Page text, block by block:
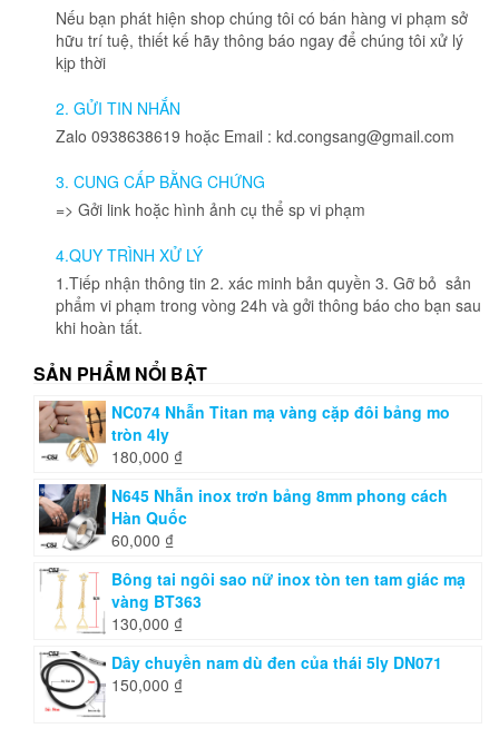
biến
thể.
Các
chọn
có
thể
được
chọn
trên
sản
phẩm
Nếu bạn phát hiện shop chúng tôi có bán hàng vi phạm sở
hữu trí tuệ, thiết kế hãy thông báo ngay để chúng tôi xử lý
kịp thời
2. GỬI TIN NHẮN
Zalo 0938638619 hoặc Email : kd.congsang@gmail.com
3. CUNG CẤP BẰNG CHỨNG
=> Gởi link hoặc hình ảnh cụ thể sp vi phạm
4.QUY TRÌNH XỬ LÝ
1.Tiếp nhận thông tin 2. xác minh bản quyền 3. Gỡ bỏ sản
phẩm vi phạm trong vòng 24h và gởi thông báo cho bạn sau
khi hoàn tất.
SẢN PHẨM NỔI BẬT
NC074 Nhẫn Titan mạ vàng cặp đôi bảng mo
tròn 4ly
180,000 ₫
N645 Nhẫn inox trơn bảng 8mm phong cách
Hàn Quốc
60,000 ₫
Bông tai ngôi sao nữ inox tòn ten tam giác mạ
vàng BT363
130,000 ₫
Dây chuyền nam dù đen của thái 5ly DN071
150,000 ₫